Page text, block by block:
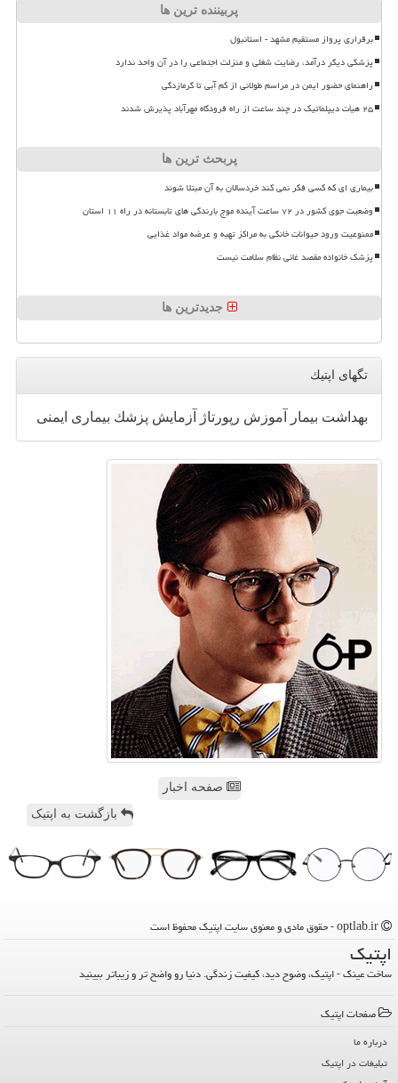
پربیننده ترین ها
برقراری پرواز مستقیم مشهد - استانبول
پزشکی دیگر درآمد، رضایت شغلی و منزلت اجتماعی را در آن واحد ندارد
راهنمای حضور ایمن در مراسم طولانی از کم آبی تا گرمازدگی
۲۵ هیأت دیپلماتیک در چند ساعت از راه فرودگاه مهرآباد پذیرش شدند
پربحث ترین ها
بیماری ای که کسی فکر نمی کند خردسالان به آن مبتلا شوند
وضعیت جوی کشور در ۷۲ ساعت آینده موج بارندگی های تابستانه در راه ۱۱ استان
ممنوعیت ورود حیوانات خانگی به مراکز تهیه و عرضه مواد غذایی
پزشک خانواده مقصد غائی نظام سلامت نیست
جدیدترین ها
تگهای اپتیك
بهداشت بیمار آموزش رپورتاژ آزمایش پزشك بیماری ایمنی
صفحه اخبار
بازگشت به اپتیک
اپتیك
ساخت عینک - اپتیک، وضوح دید، کیفیت زندگی. دنیا رو واضح تر و زیباتر ببینید
صفحات اپتیك
درباره ما
تبلیغات در اپتیك